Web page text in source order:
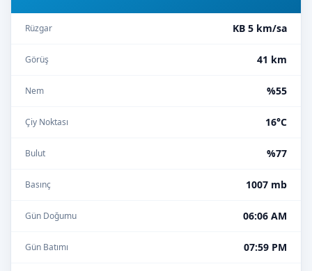
Rüzgar KB 5 km/sa
Görüş 41 km
Nem %55
Çiy Noktası 16°C
Bulut %77
Basınç 1007 mb
Gün Doğumu 06:06 AM
Gün Batımı 07:59 PM